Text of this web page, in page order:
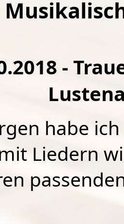
-
habe
Liedern